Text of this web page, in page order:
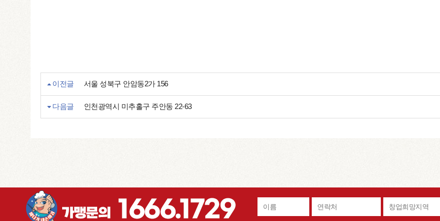
이전글 서울 성북구 안암동2가 156
다음글 인천광역시 미추홀구 주안동 22-63